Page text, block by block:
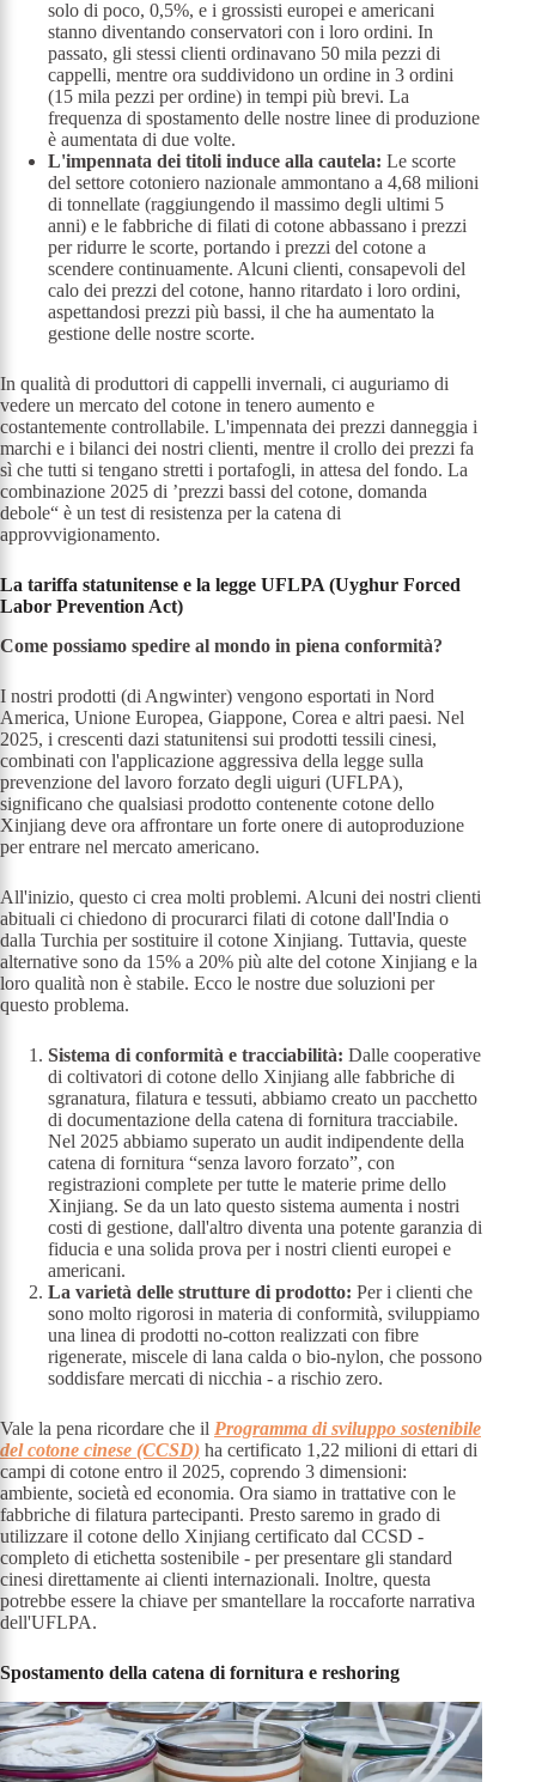
solo di poco, 0,5%, e i grossisti europei e americani
stanno diventando conservatori con i loro ordini. In
passato, gli stessi clienti ordinavano 50 mila pezzi di
cappelli, mentre ora suddividono un ordine in 3 ordini
(15 mila pezzi per ordine) in tempi più brevi. La
frequenza di spostamento delle nostre linee di produzione
è aumentata di due volte.
L'impennata dei titoli induce alla cautela: Le scorte
del settore cotoniero nazionale ammontano a 4,68 milioni
di tonnellate (raggiungendo il massimo degli ultimi 5
anni) e le fabbriche di filati di cotone abbassano i prezzi
per ridurre le scorte, portando i prezzi del cotone a
scendere continuamente. Alcuni clienti, consapevoli del
calo dei prezzi del cotone, hanno ritardato i loro ordini,
aspettandosi prezzi più bassi, il che ha aumentato la
gestione delle nostre scorte.
In qualità di produttori di cappelli invernali, ci auguriamo di
vedere un mercato del cotone in tenero aumento e
costantemente controllabile. L'impennata dei prezzi danneggia i
marchi e i bilanci dei nostri clienti, mentre il crollo dei prezzi fa
sì che tutti si tengano stretti i portafogli, in attesa del fondo. La
combinazione 2025 di ’prezzi bassi del cotone, domanda
debole“ è un test di resistenza per la catena di
approvvigionamento.
La tariffa statunitense e la legge UFLPA (Uyghur Forced
Labor Prevention Act)
Come possiamo spedire al mondo in piena conformità?
I nostri prodotti (di Angwinter) vengono esportati in Nord
America, Unione Europea, Giappone, Corea e altri paesi. Nel
2025, i crescenti dazi statunitensi sui prodotti tessili cinesi,
combinati con l'applicazione aggressiva della legge sulla
prevenzione del lavoro forzato degli uiguri (UFLPA),
significano che qualsiasi prodotto contenente cotone dello
Xinjiang deve ora affrontare un forte onere di autoproduzione
per entrare nel mercato americano.
All'inizio, questo ci crea molti problemi. Alcuni dei nostri clienti
abituali ci chiedono di procurarci filati di cotone dall'India o
dalla Turchia per sostituire il cotone Xinjiang. Tuttavia, queste
alternative sono da 15% a 20% più alte del cotone Xinjiang e la
loro qualità non è stabile. Ecco le nostre due soluzioni per
questo problema.
Sistema di conformità e tracciabilità: Dalle cooperative
di coltivatori di cotone dello Xinjiang alle fabbriche di
sgranatura, filatura e tessuti, abbiamo creato un pacchetto
di documentazione della catena di fornitura tracciabile.
Nel 2025 abbiamo superato un audit indipendente della
catena di fornitura “senza lavoro forzato”, con
registrazioni complete per tutte le materie prime dello
Xinjiang. Se da un lato questo sistema aumenta i nostri
costi di gestione, dall'altro diventa una potente garanzia di
fiducia e una solida prova per i nostri clienti europei e
americani.
La varietà delle strutture di prodotto: Per i clienti che
sono molto rigorosi in materia di conformità, sviluppiamo
una linea di prodotti no-cotton realizzati con fibre
rigenerate, miscele di lana calda o bio-nylon, che possono
soddisfare mercati di nicchia - a rischio zero.
Vale la pena ricordare che il Programma di sviluppo sostenibile
del cotone cinese (CCSD) ha certificato 1,22 milioni di ettari di
campi di cotone entro il 2025, coprendo 3 dimensioni:
ambiente, società ed economia. Ora siamo in trattative con le
fabbriche di filatura partecipanti. Presto saremo in grado di
utilizzare il cotone dello Xinjiang certificato dal CCSD -
completo di etichetta sostenibile - per presentare gli standard
cinesi direttamente ai clienti internazionali. Inoltre, questa
potrebbe essere la chiave per smantellare la roccaforte narrativa
dell'UFLPA.
Spostamento della catena di fornitura e reshoring